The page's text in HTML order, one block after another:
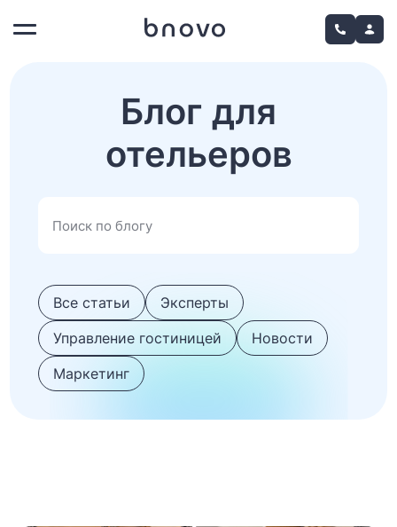
Блог для
отельеров
Все статьи
Эксперты
Управление гостиницей
Новости
Маркетинг